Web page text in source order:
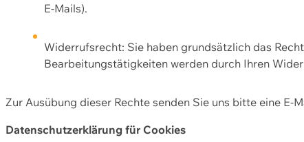
E-Mails).
Widerrufsrecht: Sie haben grundsätzlich das
Bearbeitungstätigkeiten werden durch Ihren
Zur Ausübung dieser Rechte senden Sie uns bitte eine E-
Datenschutzerklärung für Cookies